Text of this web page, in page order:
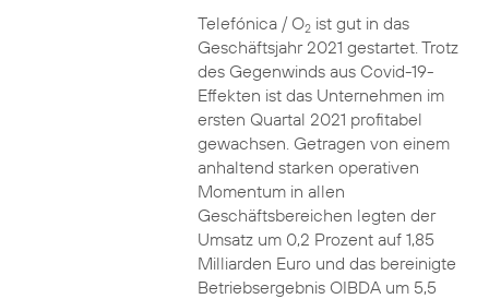
Telefónica / O2ist gut in das
Geschäftsjahr 2021 gestartet. Trotz
des Gegenwinds aus Covid-19-
Effekten ist das Unternehmen im
ersten Quartal 2021 profitabel
gewachsen. Getragen von einem
anhaltend starken operativen
Momentum in allen
Geschäftsbereichen legten der
Umsatz um 0,2 Prozent auf 1,85
Milliarden Euro und das bereinigte
Betriebsergebnis OIBDA um 5,5